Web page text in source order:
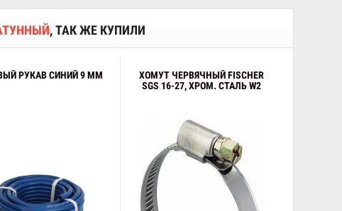
, ТАК ЖЕ КУПИЛИ
РУКАВ СИНИЙ 9 ММ
ХОМУТ ЧЕРВЯЧНЫЙ FISCHER
SGS 16-27, ХРОМ. СТАЛЬ W2